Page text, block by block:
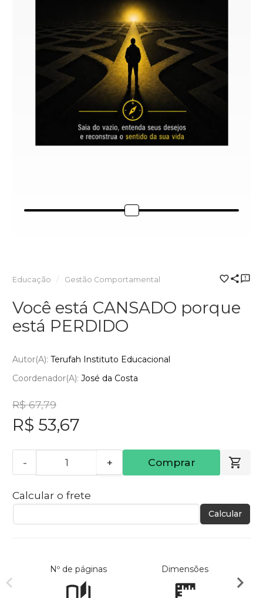
Educação Gestão Comportamental
Você está CANSADO porque
está PERDIDO
Autor(a): Terufah Instituto Educacional
Coordenador(a): José da Costa
R$ 67,79
R$ 53,67
- + Comprar
Calcular o frete
Calcular
Nº de páginas Dimensões